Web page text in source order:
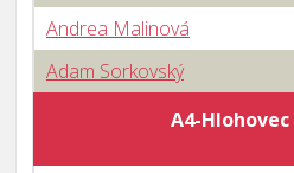
Andrea Malinová
Adam Sorkovský
A4-Hlohovec